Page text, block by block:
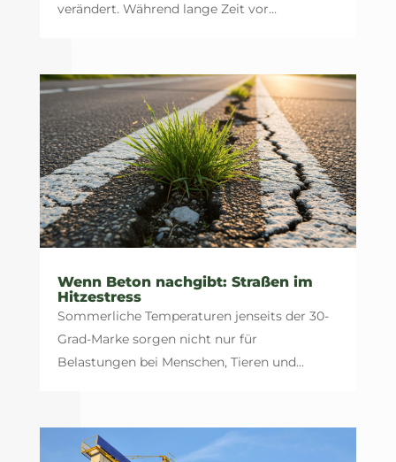
verändert. Während lange Zeit vor...
Wenn Beton nachgibt: Straßen im
Hitzestress
Sommerliche Temperaturen jenseits der 30-
Grad-Marke sorgen nicht nur für
Belastungen bei Menschen, Tieren und...